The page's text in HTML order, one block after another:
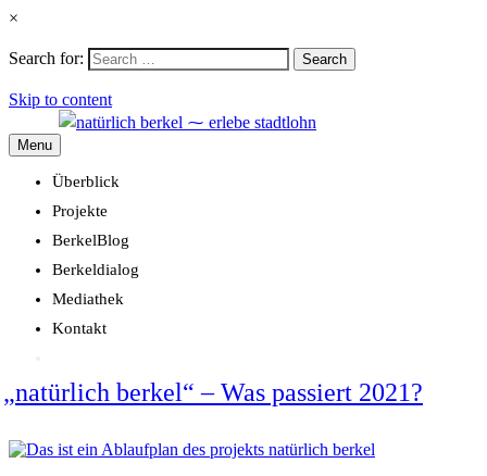
×
Search for: Search
Skip to content
Menu
Überblick
Projekte
BerkelBlog
Berkeldialog
Mediathek
Kontakt
„natürlich berkel“ – Was passiert 2021?